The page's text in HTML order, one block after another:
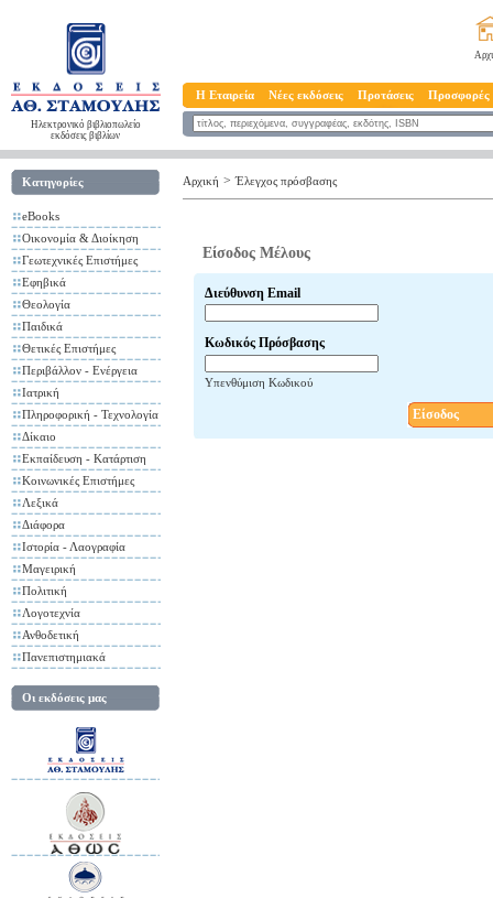
Ηλεκτρονικό βιβλιοπωλείο
εκδόσεις βιβλίων
Η Εταιρεία Νέες εκδόσεις Προτάσεις Προσφορές
Κατηγορίες
eBooks
Οικονομία & Διοίκηση
Γεωτεχνικές Επιστήμες
Εφηβικά
Θεολογία
Παιδικά
Θετικές Επιστήμες
Περιβάλλον - Ενέργεια
Ιατρική
Πληροφορική - Τεχνολογία
Δίκαιο
Εκπαίδευση - Κατάρτιση
Κοινωνικές Επιστήμες
Λεξικά
Διάφορα
Ιστορία - Λαογραφία
Μαγειρική
Πολιτική
Λογοτεχνία
Ανθοδετική
Πανεπιστημιακά
Οι εκδόσεις μας
Αρχική > Έλεγχος πρόσβασης
Είσοδος Μέλους
Διεύθυνση Email
Κωδικός Πρόσβασης
Υπενθύμιση Κωδικού
Είσοδος